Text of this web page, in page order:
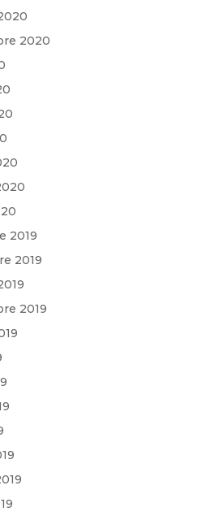
2020
2019
2019
2019